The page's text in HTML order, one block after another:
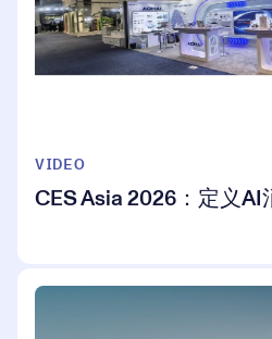
VIDEO
CES Asia 2026：定义AI